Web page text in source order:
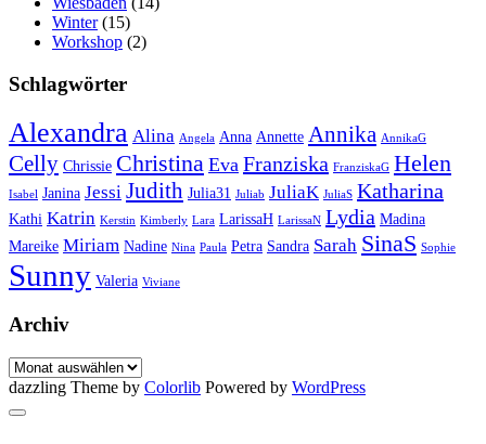
Winter(15)
Workshop (2)
Schlagwörter
Alexandra Alina Angela Anna Annette Annika AnnikaG
Celly Chrissie Christina Eva Franziska FranziskaG Helen
Isabel Janina Jessi Judith Julia31 Juliab JuliaK JuliaS Katharina
Kathi Katrin Kerstin Kimberly Lara LarissaH LarissaN Lydia Madina
Mareike Miriam Nadine Nina Paula Petra Sandra Sarah SinaS Sophie
Sunny Valeria Viviane
Archiv
Archiv
dazzling Theme by Colorlib Powered by WordPress